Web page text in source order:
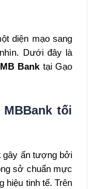
diện mạo sang
Dưới đây là
Banktại Gạo
tối
gây ấn tượng bởi
sở chuẩn mực
hiệu tinh tế. Trên